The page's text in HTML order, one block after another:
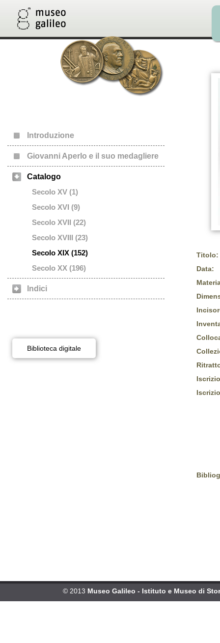
Introduzione
Giovanni Aperlo e il suo medagliere
Catalogo
Secolo XV (1)
Secolo XVI (9)
Secolo XVII (22)
Secolo XVIII (23)
Secolo XIX (152)
Secolo XX (196)
Indici
Biblioteca digitale
Titolo:
Data:
© 2013 Museo Galileo - Istituto e Museo di